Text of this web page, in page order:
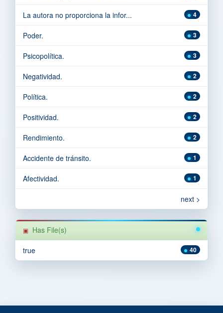
4
La autora no proporciona la infor...
3
Poder.
3
Psicopolítica.
2
Negatividad.
2
Política.
2
Positividad.
2
Rendimiento.
1
Accidente de tránsito.
1
Afectividad.
next >
Has File(s)
40
true